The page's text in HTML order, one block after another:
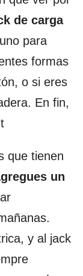
de carga
para
formas
o si eres
En fin,
que tienen
un
y al jack